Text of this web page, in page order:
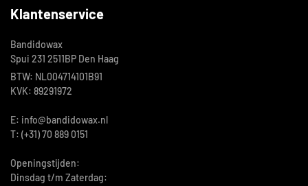
Klantenservice
Bandidowax
Spui 231 2511BP Den Haag
BTW: NL004714101B91
KVK: 89291972
E: info@bandidowax.nl
T: (+31) 70 889 0151
Openingstijden:
Dinsdag t/m Zaterdag: